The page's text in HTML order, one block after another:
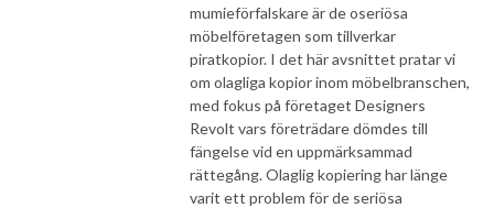
mumieförfalskare är de oseriösa
möbelföretagen som tillverkar
piratkopior. I det här avsnittet pratar vi
om olagliga kopior inom möbelbranschen,
med fokus på företaget Designers
Revolt vars företrädare dömdes till
fängelse vid en uppmärksammad
rättegång. Olaglig kopiering har länge
varit ett problem för de seriösa